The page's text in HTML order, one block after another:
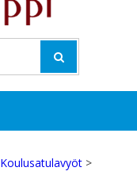
Koulusatulavyöt >